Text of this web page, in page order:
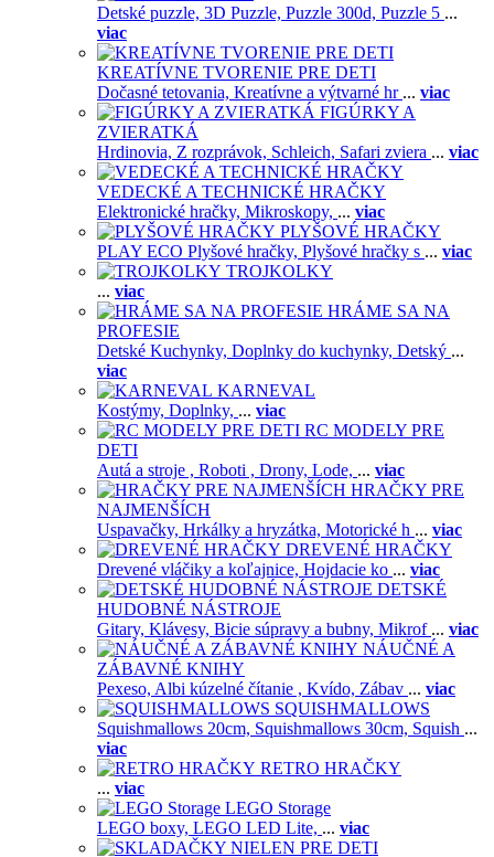
Detské puzzle, 3D Puzzle, Puzzle 300d, Puzzle 5 ...
viac
KREATÍVNE TVORENIE PRE DETI
Dočasné tetovania, Kreatívne a výtvarné hr ... viac
FIGÚRKY A
ZVIERATKÁ
Hrdinovia, Z rozprávok, Schleich, Safari zviera ... viac
VEDECKÉ A TECHNICKÉ HRAČKY
Elektronické hračky, Mikroskopy, ... viac
PLYŠOVÉ HRAČKY
PLAY ECO Plyšové hračky, Plyšové hračky s ... viac
TROJKOLKY
... viac
HRÁME SA NA
PROFESIE
Detské Kuchynky, Doplnky do kuchynky, Detský ...
viac
KARNEVAL
Kostýmy, Doplnky, ... viac
RC MODELY PRE
DETI
Autá a stroje , Roboti , Drony, Lode, ... viac
HRAČKY PRE
NAJMENŠÍCH
Uspavačky, Hrkálky a hryzátka, Motorické h ... viac
DREVENÉ HRAČKY
Drevené vláčiky a koľajnice, Hojdacie ko ... viac
DETSKÉ
HUDOBNÉ NÁSTROJE
Gitary, Klávesy, Bicie súpravy a bubny, Mikrof ... viac
NÁUČNÉ A
ZÁBAVNÉ KNIHY
Pexeso, Albi kúzelné čítanie , Kvído, Zábav ... viac
SQUISHMALLOWS
Squishmallows 20cm, Squishmallows 30cm, Squish ...
viac
RETRO HRAČKY
... viac
LEGO Storage
LEGO boxy, LEGO LED Lite, ... viac